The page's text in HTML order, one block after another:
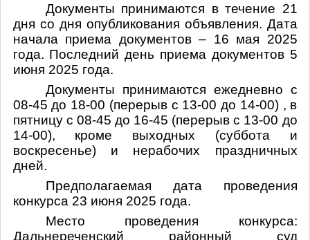
Документы принимаются в течение 21
дня со дня опубликования объявления. Дата
начала приема документов – 16 мая 2025
года. Последний день приема документов 5
июня 2025 года.
Документы принимаются ежедневно с
08-45 до 18-00 (перерыв с 13-00 до 14-00) , в
пятницу с 08-45 до 16-45 (перерыв с 13-00 до
14-00), кроме выходных (суббота и
воскресенье) и нерабочих праздничных
дней.
Предполагаемая дата проведения
конкурса 23 июня 2025 года.
Место проведения конкурса:
Дальнереченский районный суд